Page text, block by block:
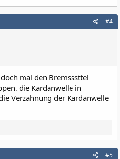
#4
mal den Bremsssttel
die Kardanwelle in
Verzahnung der Kardanwelle
#5